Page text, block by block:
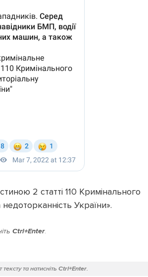
2 статті 110 Кримінального
України».
Ctrl+Enter.
та натисніть Ctrl+Enter.